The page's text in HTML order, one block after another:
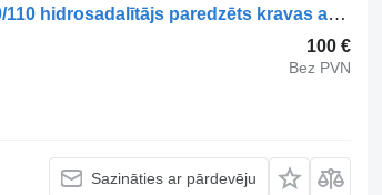
Zettelmeyer Occ hydraulisch ventiel SURVF-6R-200/110 hidrosadalītājs paredzēts kravas automašīnas
100 €
Bez PVN
Sazināties ar pārdevēju